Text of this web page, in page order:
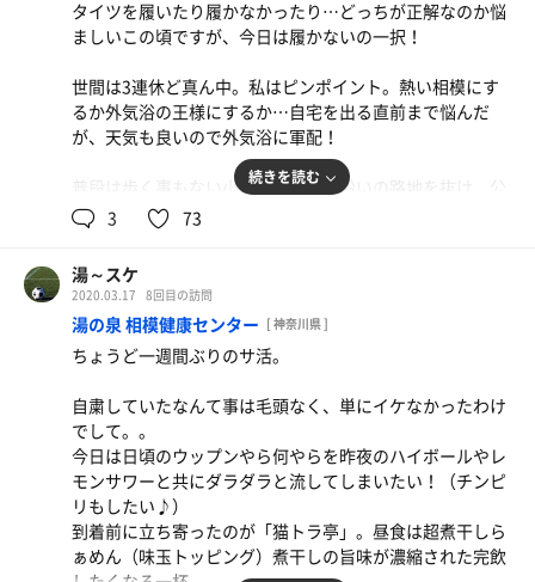
良くクールダウン♪
露天で休憩。
見上げれば青空。残念ながら飛行機は横切らなかったが、
風が吹くと風鈴がチリンチリン♪と心地よく鳴る。
露天に入ってくるなり、ととのい椅子を使って腕立て伏せ
をはじめる方にも出くわした。いいぞ、オヤジ！
そんな感じの計4セット。
ット目はストーブ横でストーンを眺めたり。テレビ見た
り。
16時の薬湯注入タイムで〆。
なかなか薬湯が出ない……
5分程待ち、やっと濁った薬湯がジュワ〜と出て一安心。
（長すぎて私は悶絶）
だだっ広い宴会場で生ビール大を1杯飲んだら2Fの休憩所
でひと休み。
19時の爆風ロウリュに備える。
視界はスチーム蒸気でモヤるも、塩が無いのは寂しい限
り…。汚れたココロを清めたかった。
湯上り、まずは生ビール大♪
ツマミは本日のオススメ「蒸し鶏と水菜の和風ドレッシン
グ和え」と、スピードメニューの「塩だれきゅうり」を発
メガハイボールを胸トラップした後は、生搾りレモンサワ
（下駄箱と脱衣所の鍵は連結せずの高座渋谷）
久々の親善試合はドロー決着！
タイツを履いたり履かなかったり…どっちが正解なのか悩
ましいこの頃ですが、今日は履かないの一択！
世間は3連休ど真ん中。私はピンポイント。熱い相模にす
るか外気浴の王様にするか…自宅を出る直前まで悩んだ
が、天気も良いので外気浴に軍配！
普段は歩く事もない小田急江ノ島線沿いの路地を抜け、公
園の桜はチラホラと咲きはじめている。このスピードだか
らこそ感じる事が出来る散歩日和。歳をとるのも悪くな
い、そう悪くない。
入館前に街道沿いの有名店「ラーメン郷」でアツアツの味
噌ラーメンをすする計画は外待ち8名だったので泣く泣く
断念。
りこみ回数券で入館。
ロッカーNo.に感謝しリュックをしまい、風呂セット持参
で浴場へ。
身をしっかり清め、陽の当たる白濁露天風呂でまずは下準
備。今日は女湯天晴れがサイコーだろう（富士山見える
方）。
続きを読む
3 73
湯～スケ
2020.03.17 8回目の訪問
湯の泉 相模健康センター [ 神奈川県 ]
ちょうど一週間ぶりのサ活。
自粛していたなんて事は毛頭なく、単にイケなかったわけ
でして。。
今日は日頃のウップンやら何やらを昨夜のハイボールやレ
モンサワーと共にダラダラと流してしまいたい！（チンピ
リもしたい♪）
到着前に立ち寄ったのが「猫トラ亭」。昼食は超煮干しら
ぁめん（味玉トッピング）煮干しの旨味が濃縮された完飲